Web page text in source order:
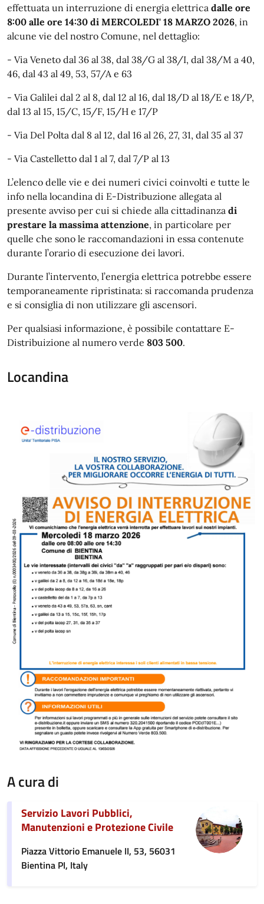
effettuata un interruzione di energia elettrica dalle ore
8:00 alle ore 14:30 di MERCOLEDI' 18 MARZO 2026, in
alcune vie del nostro Comune, nel dettaglio:
- Via Veneto dal 36 al 38, dal 38/G al 38/I, dal 38/M a 40,
46, dal 43 al 49, 53, 57/A e 63
- Via Galilei dal 2 al 8, dal 12 al 16, dal 18/D al 18/E e 18/P,
dal 13 al 15, 15/C, 15/F, 15/H e 17/P
- Via Del Polta dal 8 al 12, dal 16 al 26, 27, 31, dal 35 al 37
- Via Castelletto dal 1 al 7, dal 7/P al 13
L’elenco delle vie e dei numeri civici coinvolti e tutte le
info nella locandina di E-Distribuzione allegata al
presente avviso per cui si chiede alla cittadinanza di
prestare la massima attenzione, in particolare per
quelle che sono le raccomandazioni in essa contenute
durante l’orario di esecuzione dei lavori.
Durante l’intervento, l’energia elettrica potrebbe essere
temporaneamente ripristinata: si raccomanda prudenza
e si consiglia di non utilizzare gli ascensori.
Per qualsiasi informazione, è possibile contattare E-
Distribuizione al numero verde 803 500.
Locandina
A cura di
Servizio Lavori Pubblici,
Manutenzioni e Protezione Civile
Piazza Vittorio Emanuele II, 53, 56031
Bientina PI, Italy